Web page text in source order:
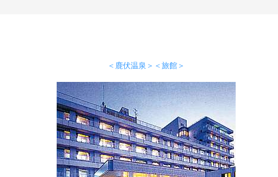
＜鹿伏温泉＞＜旅館＞